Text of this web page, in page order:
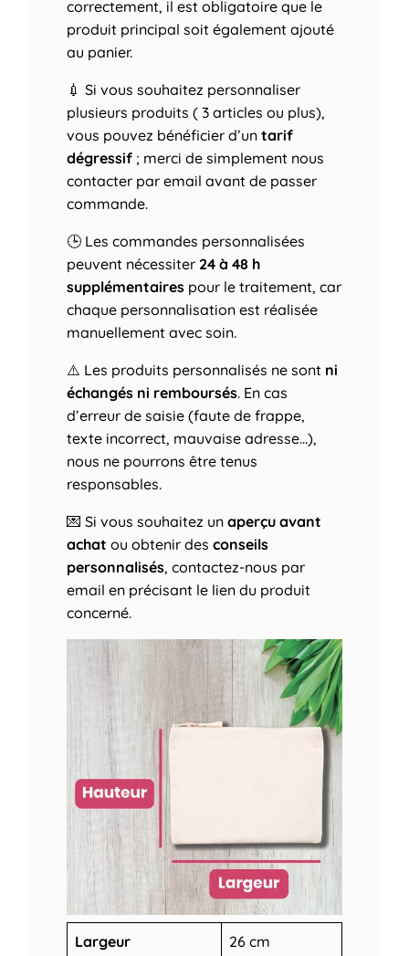
correctement, il est obligatoire que le
produit principal soit également ajouté
au panier.
💉 Si vous souhaitez personnaliser
plusieurs produits ( 3 articles ou plus),
vous pouvez bénéficier d’un tarif
dégressif ; merci de simplement nous
contacter par email avant de passer
commande.
🕒 Les commandes personnalisées
peuvent nécessiter 24 à 48 h
supplémentaires pour le traitement, car
chaque personnalisation est réalisée
manuellement avec soin.
⚠️ Les produits personnalisés ne sont ni
échangés ni remboursés. En cas
d’erreur de saisie (faute de frappe,
texte incorrect, mauvaise adresse…),
nous ne pourrons être tenus
responsables.
💌 Si vous souhaitez un aperçu avant
achat ou obtenir des conseils
personnalisés, contactez-nous par
email en précisant le lien du produit
concerné.
Largeur 26 cm